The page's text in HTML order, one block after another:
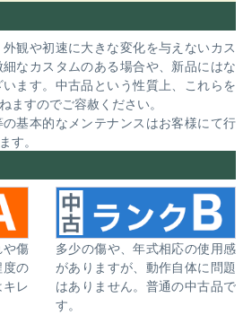
観や初速に大きな変化を与えないカス
なカスタムのある場合や、新品にはな
ます。中古品という性質上、これらを
ますのでご容赦ください。
基本的なメンテナンスはお客様にて行
す。
傷
の
レ
多少の傷や、年式相応の使用感
がありますが、動作自体に問題
はありません。普通の中古品で
す。